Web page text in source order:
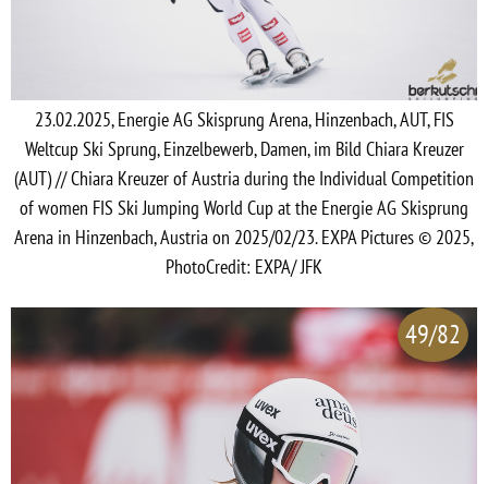
23.02.2025, Energie AG Skisprung Arena, Hinzenbach, AUT, FIS
Weltcup Ski Sprung, Einzelbewerb, Damen, im Bild Chiara Kreuzer
(AUT) // Chiara Kreuzer of Austria during the Individual Competition
of women FIS Ski Jumping World Cup at the Energie AG Skisprung
Arena in Hinzenbach, Austria on 2025/02/23. EXPA Pictures © 2025,
PhotoCredit: EXPA/ JFK
49/82